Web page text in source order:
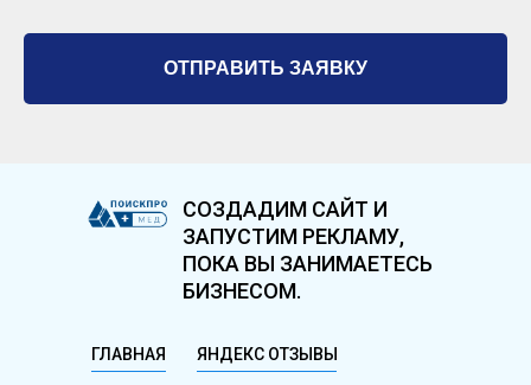
ОТПРАВИТЬ ЗАЯВКУ
СОЗДАДИМ САЙТ И
ЗАПУСТИМ РЕКЛАМУ,
ПОКА ВЫ ЗАНИМАЕТЕСЬ
БИЗНЕСОМ.
ГЛАВНАЯ ЯНДЕКС ОТЗЫВЫ